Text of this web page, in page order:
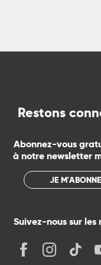
Restons
Abonnez-vous
à notre newsletter
JE M'ABONNE
Suivez-nous sur les